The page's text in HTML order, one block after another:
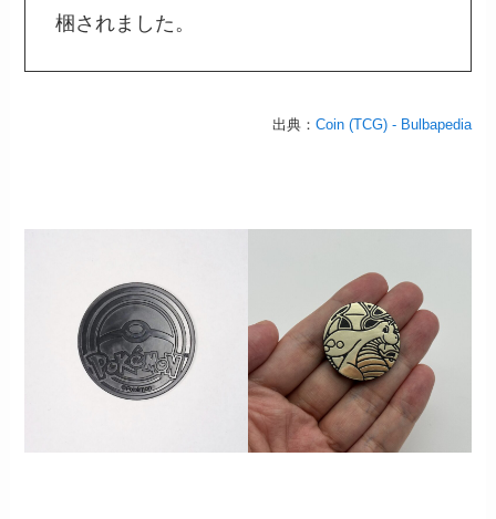
梱されました。
出典： Coin (TCG) - Bulbapedia